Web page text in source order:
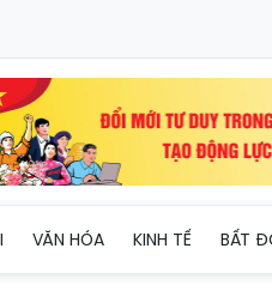
VĂN HÓA KINH TẾ BẤT